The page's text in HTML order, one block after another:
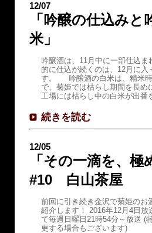
12/07
「吟醸の仕込みと
米」
吟醸酒は、11月中に一部仕込ま
的に仕込が続くのは、12月に入
す。 吟醸酒の白米は、精米時
で、菊姫では枯らし期間を長
工場には枯らし中の白米が出
続きを読む
12/05
「その一滴を、極
#10 白山茶屋
前回に引き続き金沢で菊姫のお
紹介します！ 2016年12月4日放
て毎週日曜日21時54分～放送 (
更する場合もございます)